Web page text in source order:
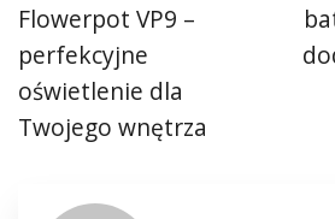
Flowerpot VP9 –
perfekcyjne
oświetlenie dla
Twojego wnętrza